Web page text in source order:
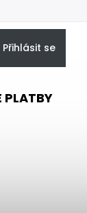
Přihlásit se
PLATBY